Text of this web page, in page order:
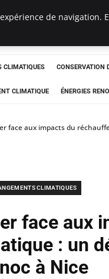
CLIMATIQUES CONSERVATION
CLIMATIQUE ÉNERGIES
face aux impacts du
CLIMATIQUES
face aux
: un
à Nice
de